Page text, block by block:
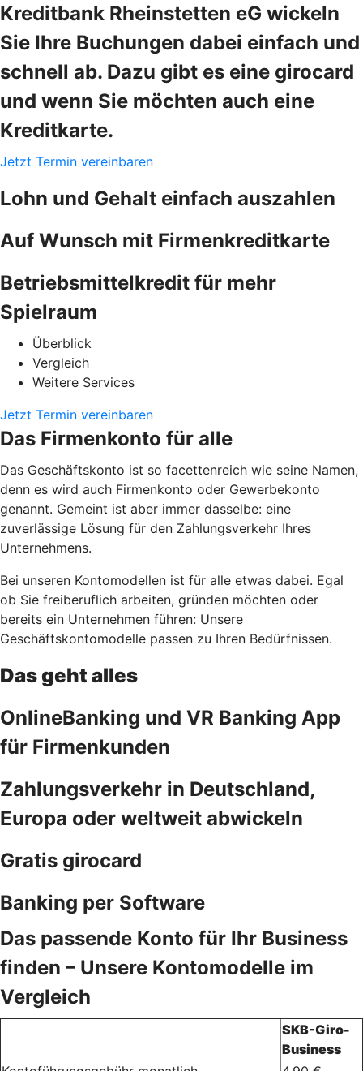
Kreditbank Rheinstetten eG wickeln
Sie Ihre Buchungen dabei einfach und
schnell ab. Dazu gibt es eine girocard
und wenn Sie möchten auch eine
Kreditkarte.
Jetzt Termin vereinbaren
Lohn und Gehalt einfach auszahlen
Auf Wunsch mit Firmenkreditkarte
Betriebsmittelkredit für mehr
Spielraum
Überblick
Vergleich
Weitere Services
Jetzt Termin vereinbaren
Das Firmenkonto für alle
Das Geschäftskonto ist so facettenreich wie seine Namen,
denn es wird auch Firmenkonto oder Gewerbekonto
genannt. Gemeint ist aber immer dasselbe: eine
zuverlässige Lösung für den Zahlungsverkehr Ihres
Unternehmens.
Bei unseren Kontomodellen ist für alle etwas dabei. Egal
ob Sie freiberuflich arbeiten, gründen möchten oder
bereits ein Unternehmen führen: Unsere
Geschäftskontomodelle passen zu Ihren Bedürfnissen.
Das geht alles
OnlineBanking und VR Banking App
für Firmenkunden
Zahlungsverkehr in Deutschland,
Europa oder weltweit abwickeln
Gratis girocard
Banking per Software
Das passende Konto für Ihr Business
finden – Unsere Kontomodelle im
Vergleich
SKB-Giro-
Business